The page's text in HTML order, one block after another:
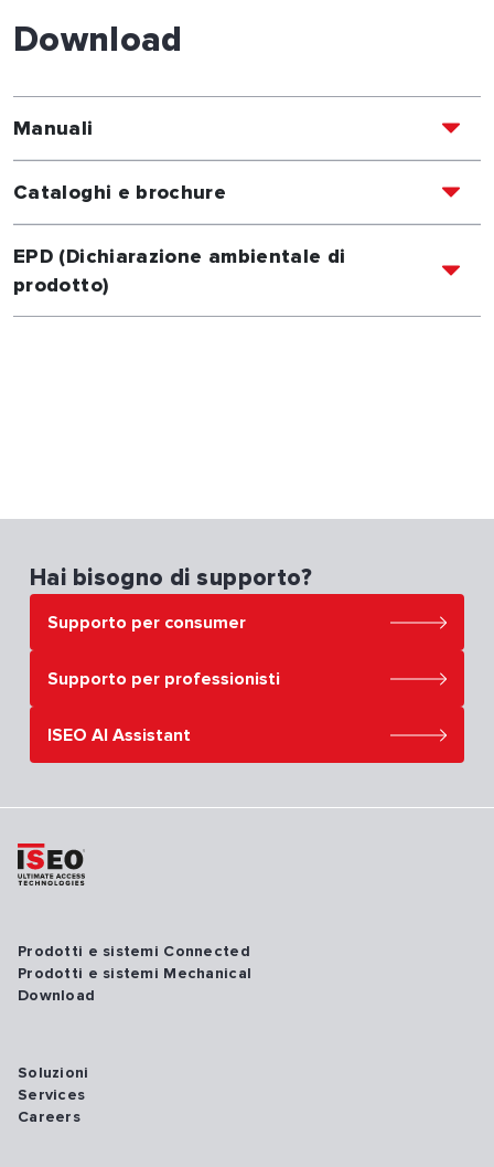
Download
Manuali
Cataloghi e brochure
EPD (Dichiarazione ambientale di
prodotto)
Hai bisogno di supporto?
Supporto per consumer
Supporto per professionisti
ISEO AI Assistant
Prodotti e sistemi Connected
Prodotti e sistemi Mechanical
Download
Soluzioni
Services
Careers